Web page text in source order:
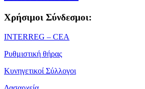
Χρήσιμοι Σύνδεσμοι:
ΙΝΤΕRREG – CEA
Ρυθμιστική θήρας
Κυνηγετικοί Σύλλογοι